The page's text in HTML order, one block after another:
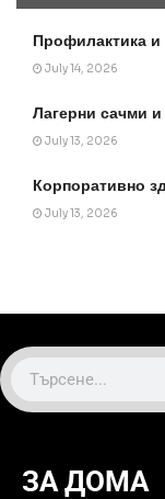
Профилактика и
July 14, 2026
Лагерни сачми
July 13, 2026
Корпоративно
July 13, 2026
ЗА ДОМА